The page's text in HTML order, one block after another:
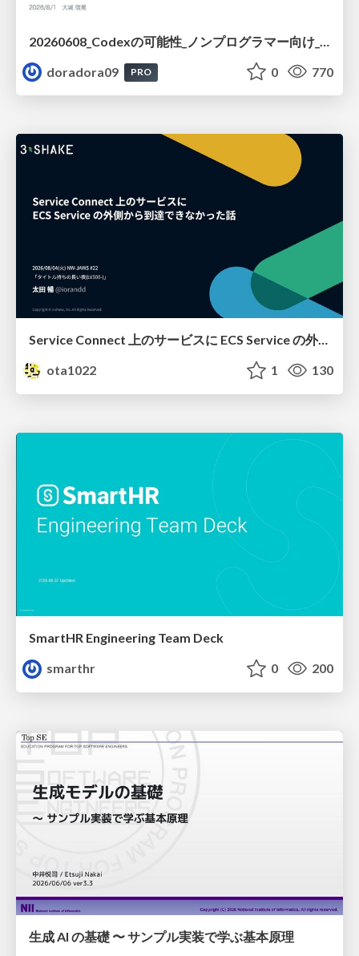
doradora09
PRO 0 770
Service Connect 上のサービスに ECS Service の外側から到達できなかった話
ota1022
1 130
SmartHR Engineering Team Deck
smarthr
0 200
生成 AI の基礎 〜 サンプル実装で学ぶ基本原理